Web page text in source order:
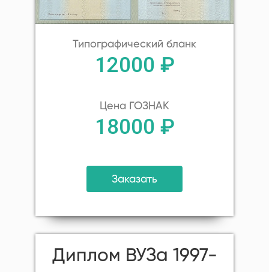
Типографический бланк
12000 ₽
Цена ГОЗНАК
18000 ₽
Заказать
Диплом ВУЗа 1997-